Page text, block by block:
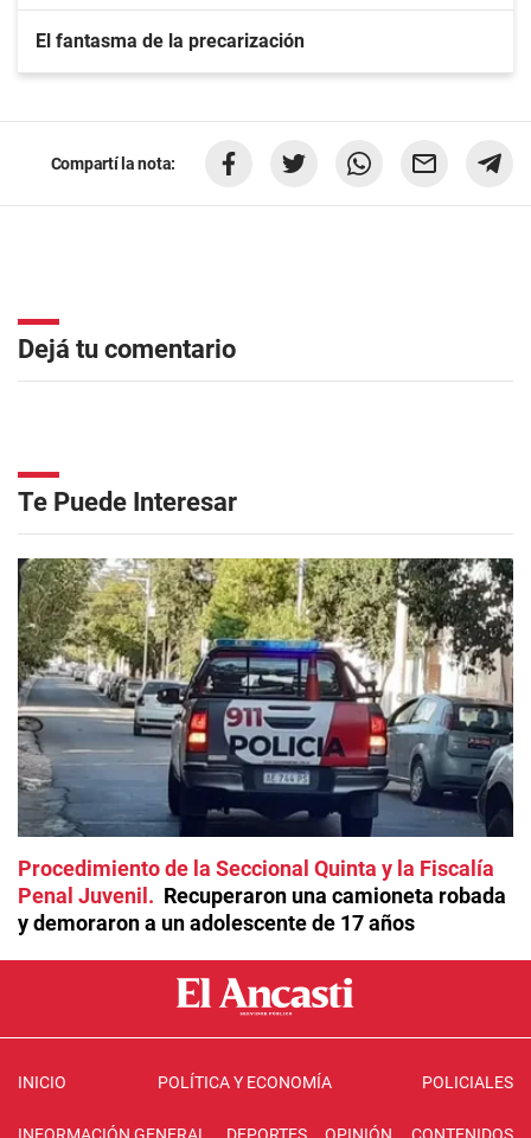
El fantasma de la precarización
Compartí la nota:
Dejá tu comentario
Te Puede Interesar
Procedimiento de la Seccional Quinta y la Fiscalía
Penal Juvenil
Recuperaron una camioneta robada
y demoraron a un adolescente de 17 años
INICIO POLÍTICA Y ECONOMÍA POLICIALES